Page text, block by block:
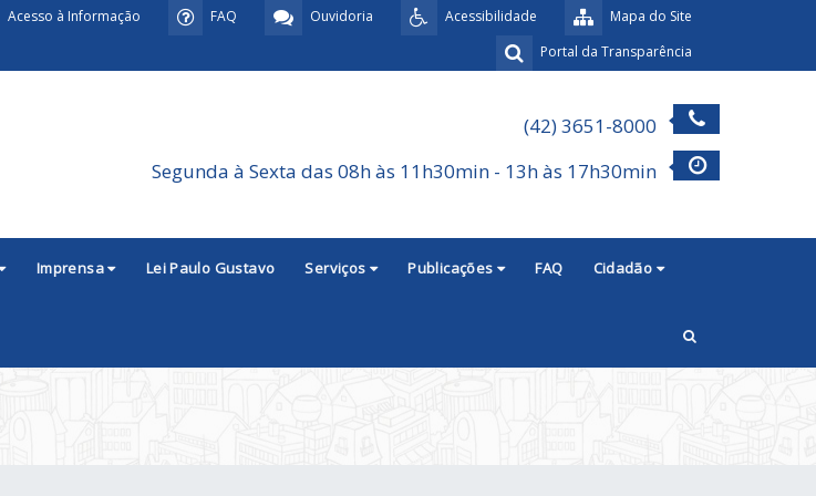
Mapa do Site
Acessibilidade
Ouvidoria
FAQ
Acesso à Informação
Portal da Transparência
(42) 3651-8000
Segunda à Sexta das 08h às 11h30min - 13h às 17h30min
Imprensa Lei Paulo Gustavo Serviços Publicações FAQ Cidadão